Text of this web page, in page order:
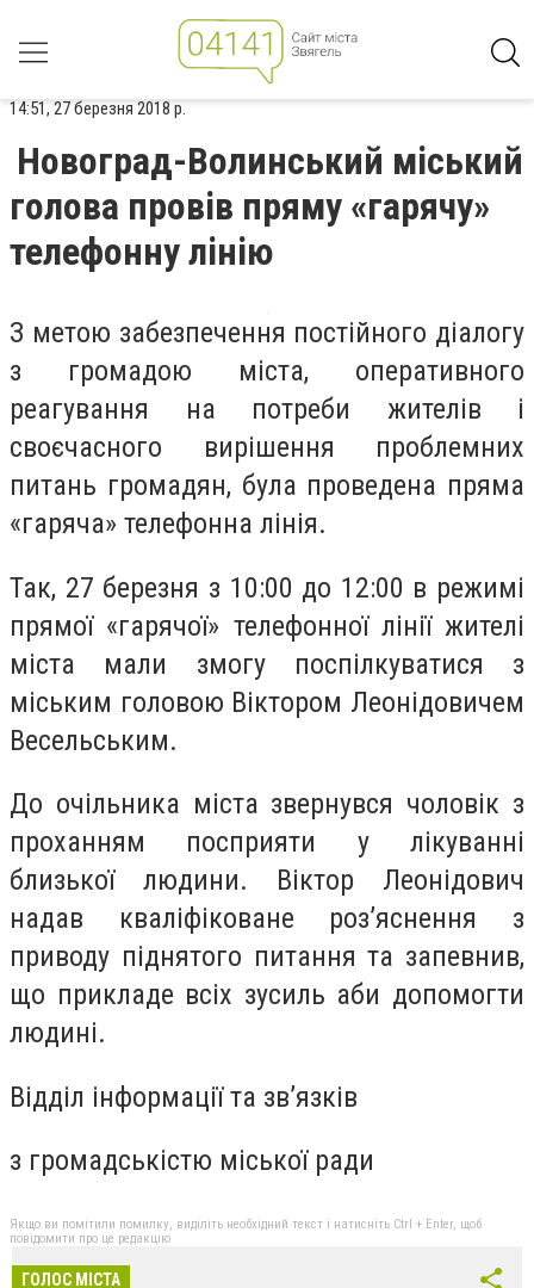
14:51, 27 березня 2018 р.
Новоград-Волинський міський
голова провів пряму «гарячу»
телефонну лінію
З метою забезпечення постійного діалогу
з громадою міста, оперативного
реагування на потреби жителів і
своєчасного вирішення проблемних
питань громадян, була проведена пряма
«гаряча» телефонна лінія.
Так, 27 березня з 10:00 до 12:00 в режимі
прямої «гарячої» телефонної лінії жителі
міста мали змогу поспілкуватися з
міським головою Віктором Леонідовичем
Весельським.
До очільника міста звернувся чоловік з
проханням посприяти у лікуванні
близької людини. Віктор Леонідович
надав кваліфіковане роз’яснення з
приводу піднятого питання та запевнив,
що прикладе всіх зусиль аби допомогти
людині.
Відділ інформації та зв’язків
з громадськістю міської ради
Якщо ви помітили помилку, виділіть необхідний текст і натисніть Ctrl + Enter, щоб
повідомити про це редакцію
ГОЛОС МІСТА